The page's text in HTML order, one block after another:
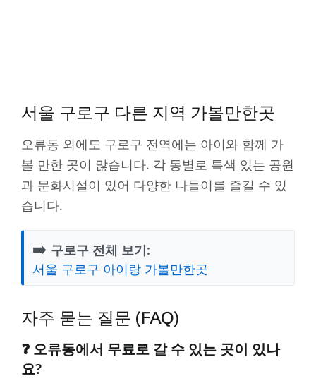
서울 구로구 다른 지역 가볼만한곳
오류동 외에도 구로구 전역에는 아이와 함께 가
볼 만한 곳이 많습니다. 각 동별로 특색 있는 공원
과 문화시설이 있어 다양한 나들이를 즐길 수 있
습니다.
➡️ 구로구 전체 보기:
서울 구로구 아이랑 가볼만한곳
자주 묻는 질문 (FAQ)
❓ 오류동에서 무료로 갈 수 있는 곳이 있나
요?